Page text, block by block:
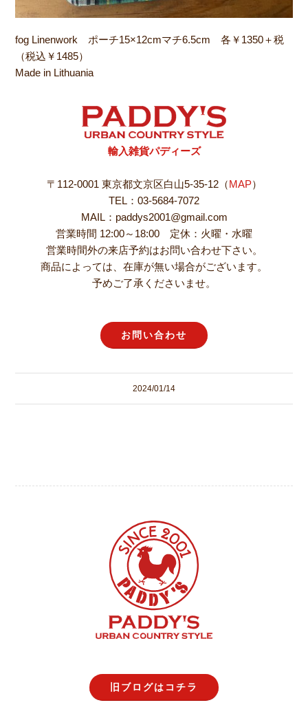
fog Linenwork ポーチ15×12cmマチ6.5cm 各￥1350＋税
（税込￥1485）
Made in Lithuania
輸入雑貨パディーズ
〒112-0001 東京都文京区白山5-35-12（MAP）
TEL：03-5684-7072
MAIL：paddys2001@gmail.com
営業時間 12:00～18:00 定休：火曜・水曜
営業時間外の来店予約はお問い合わせ下さい。
商品によっては、在庫が無い場合がございます。
予めご了承くださいませ。
お問い合わせ
2024/01/14
旧ブログはコチラ